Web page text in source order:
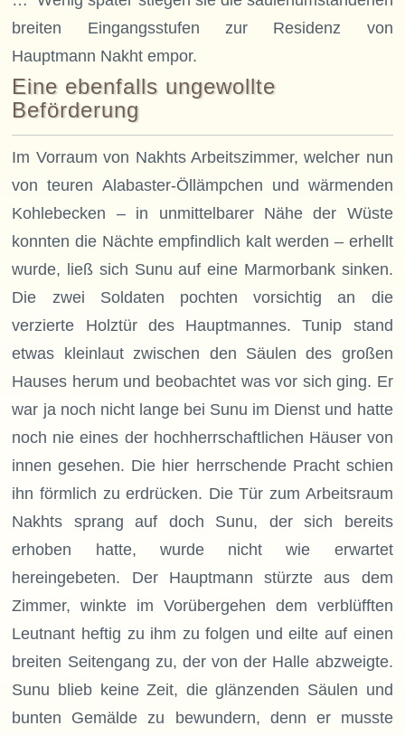
breiten Eingangsstufen zur Residenz von
Hauptmann Nakht empor.
Eine ebenfalls ungewollte
Beförderung
Im Vorraum von Nakhts Arbeitszimmer, welcher nun
von teuren Alabaster-Öllämpchen und wärmenden
Kohlebecken – in unmittelbarer Nähe der Wüste
konnten die Nächte empfindlich kalt werden – erhellt
wurde, ließ sich Sunu auf eine Marmorbank sinken.
Die zwei Soldaten pochten vorsichtig an die
verzierte Holztür des Hauptmannes. Tunip stand
etwas kleinlaut zwischen den Säulen des großen
Hauses herum und beobachtet was vor sich ging. Er
war ja noch nicht lange bei Sunu im Dienst und hatte
noch nie eines der hochherrschaftlichen Häuser von
innen gesehen. Die hier herrschende Pracht schien
ihn förmlich zu erdrücken. Die Tür zum Arbeitsraum
Nakhts sprang auf doch Sunu, der sich bereits
erhoben hatte, wurde nicht wie erwartet
hereingebeten. Der Hauptmann stürzte aus dem
Zimmer, winkte im Vorübergehen dem verblüfften
Leutnant heftig zu ihm zu folgen und eilte auf einen
breiten Seitengang zu, der von der Halle abzweigte.
Sunu blieb keine Zeit, die glänzenden Säulen und
bunten Gemälde zu bewundern, denn er musste